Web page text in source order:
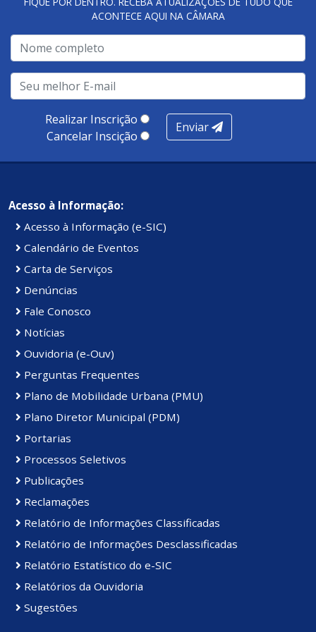
A metodologia de avaliação se concentra em 7 pilares:
qualidade no atendimento remoto, gestão, oferta /
realização de soluções, ambiente de negócios,
infraestrutura, presença digital e cobertura e
produtividade. Somados, todos as categorias totalizam
Kennedy.
ACONTECE AQUI NA CÂMARA
Realizar Inscrição
Cancelar Inscição
Enviar
Acesso à Informação:
Acesso à Informação (e-SIC)
Calendário de Eventos
Carta de Serviços
Denúncias
Fale Conosco
Notícias
Ouvidoria (e-Ouv)
Perguntas Frequentes
Plano de Mobilidade Urbana (PMU)
Plano Diretor Municipal (PDM)
Portarias
Processos Seletivos
Publicações
Reclamações
Relatório de Informações Classificadas
Relatório de Informações Desclassificadas
Relatório Estatístico do e-SIC
Relatórios da Ouvidoria
Sugestões